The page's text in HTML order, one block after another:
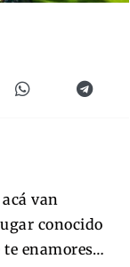
acá van
conocido
te enamores…